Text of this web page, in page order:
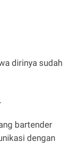
dirinya sudah
bartender
dengan